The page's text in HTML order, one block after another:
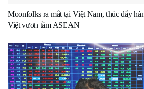
Moonfolks ra mắt tại Việt Nam, thúc đẩy
Việt vươn tầm ASEAN